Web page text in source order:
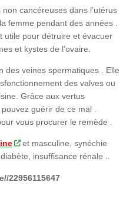
cancéreuses dans l’utérus
femme pendant des années .
utile pour détruire et évacuer
et kystes de l’ovaire.
des veines spermatiques . Elle
des valves ou
Grâce aux vertus
guérir de ce mal .
vous procurer le remède .
et masculine, synéchie
insuffisance rénale ..
22956115647